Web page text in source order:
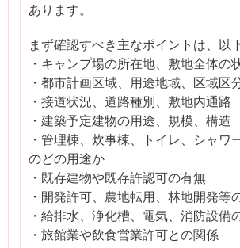
あります。
まず確認すべき主なポイントは、以
・キャンプ場の所在地、敷地全体の
・都市計画区域、用途地域、区域区
・接道状況、道路種別、敷地内通路
・建築予定建物の用途、規模、構造
・管理棟、炊事棟、トイレ、シャワ
のどの用途か
・既存建物や既存許認可の有無
・開発許可、農地転用、林地開発等
・給排水、浄化槽、電気、消防設備
・旅館業や飲食営業許可との関係